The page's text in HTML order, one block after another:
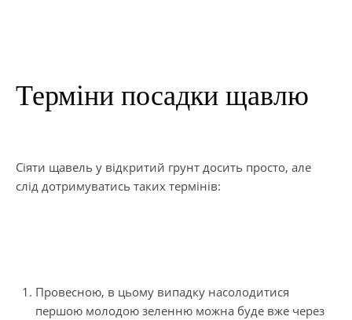
Терміни посадки щавлю
Сіяти щавель у відкритий грунт досить просто, але
слід дотримуватись таких термінів:
Провесною, в цьому випадку насолодитися
першою молодою зеленню можна буде вже через